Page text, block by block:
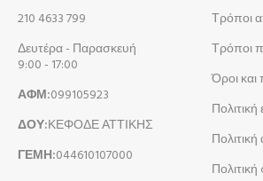
210 4633 799
Δευτέρα - Παρασκευή
9:00 - 17:00
ΑΦΜ:099105923
ΔΟΥ:ΚΕΦΟΔΕ ΑΤΤΙΚΗΣ
ΓΕΜΗ:044610107000
Τρόποι
Τρόποι
Όροι